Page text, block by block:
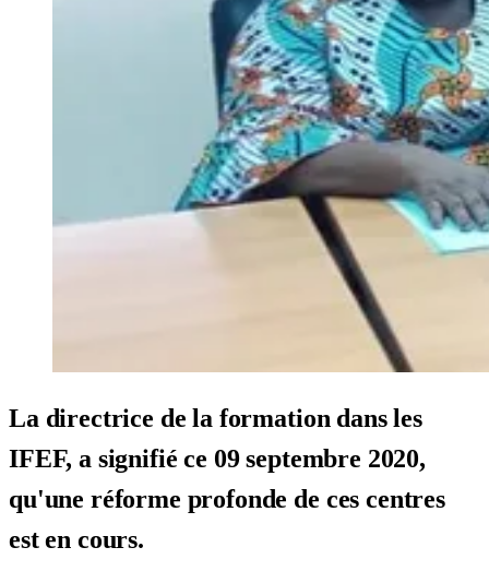
La directrice de la formation dans les
IFEF, a signifié ce 09 septembre 2020,
qu'une réforme profonde de ces centres
est en cours.